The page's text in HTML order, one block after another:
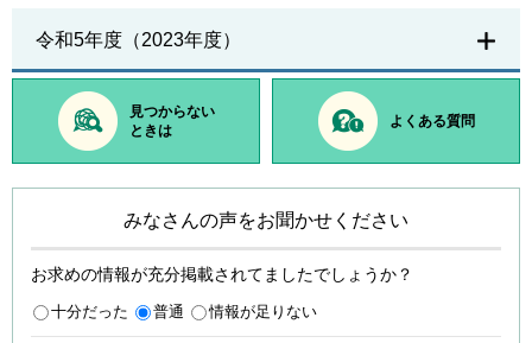
令和5年度（2023年度）
見つからない
ときは
よくある質問
みなさんの声をお聞かせください
お求めの情報が充分掲載されてましたでしょうか？
十分だった 普通 情報が足りない